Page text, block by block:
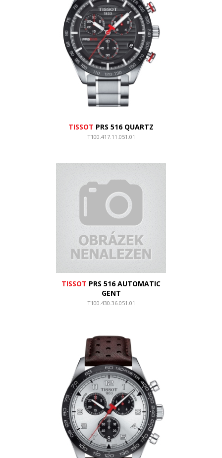
TISSOT PRS 516 QUARTZ
T100.417.11.051.01
TISSOT PRS 516 AUTOMATIC
GENT
T100.430.36.051.01